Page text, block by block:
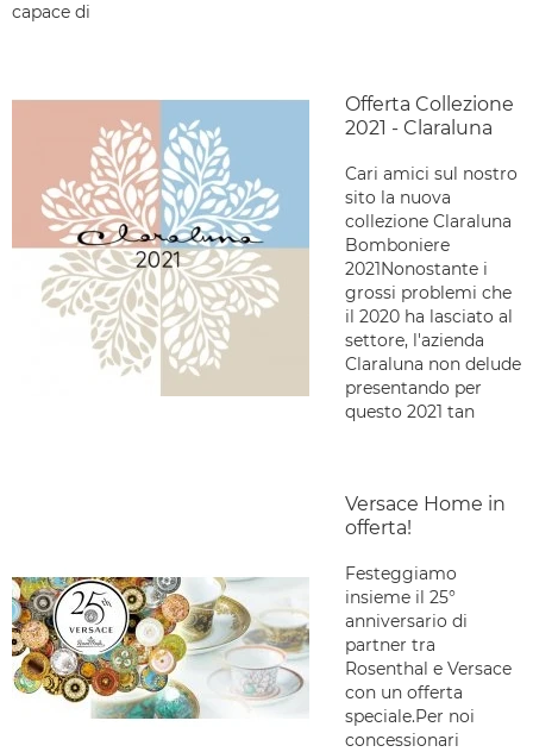
capace di
Offerta Collezione
2021 - Claraluna
Cari amici sul nostro
sito la nuova
collezione Claraluna
Bomboniere
2021Nonostante i
grossi problemi che
il 2020 ha lasciato al
settore, l'azienda
Claraluna non delude
presentando per
questo 2021 tan
Versace Home in
offerta!
Festeggiamo
insieme il 25°
anniversario di
partner tra
Rosenthal e Versace
con un offerta
speciale.Per noi
concessionari